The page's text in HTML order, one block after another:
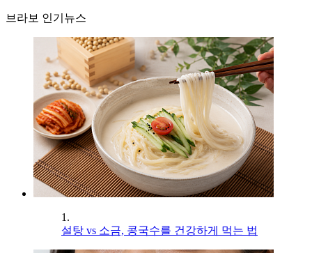
브라보 인기뉴스
1.
설탕 vs 소금, 콩국수를 건강하게 먹는 법